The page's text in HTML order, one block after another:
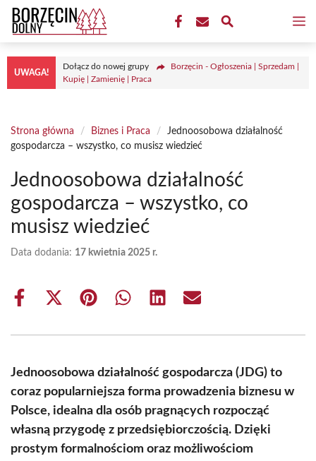
Przejdź
treści
UWAGA!
Dołącz do nowej grupy
Borzęcin - Ogłoszenia | Sprzedam |
Kupię | Zamienię | Praca
Strona główna / Biznes i Praca /
Jednoosobowa działalność
gospodarcza – wszystko, co musisz wiedzieć
Jednoosobowa działalność
gospodarcza – wszystko, co
musisz wiedzieć
Data dodania: 17 kwietnia 2025 r.
Share
Share
(Twitter)
Share Share Share Share
Jednoosobowa działalność gospodarcza (JDG) to
coraz popularniejsza forma prowadzenia biznesu w
Polsce, idealna dla osób pragnących rozpocząć
własną przygodę z przedsiębiorczością. Dzięki
prostym formalnościom oraz możliwościom